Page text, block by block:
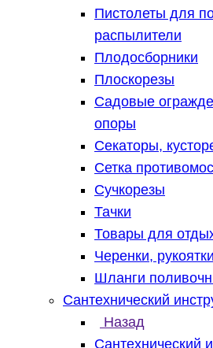
Пистолеты для
распылители
Плодосборники
Плоскорезы
Садовые
опоры
Секаторы,
Сетка
Сучкорезы
Тачки
Товары для
Черенки, рукоятки
Шланги
Сантехнический
Назад
Сантехнический